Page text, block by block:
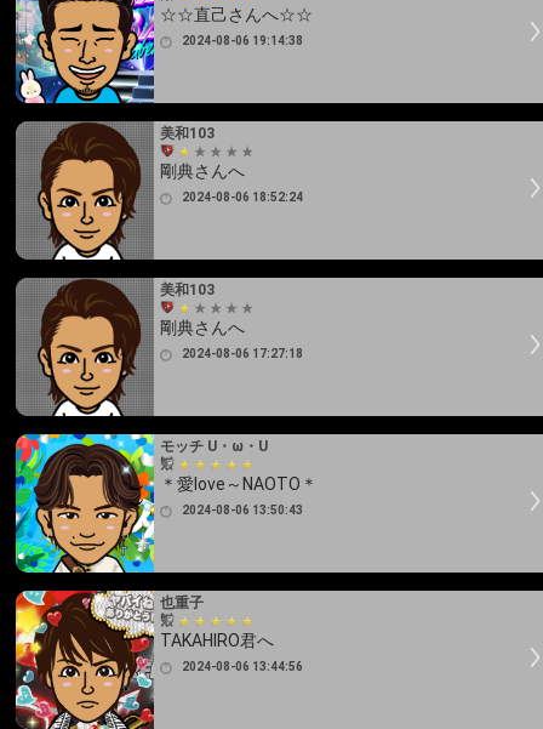
☆☆直己さんへ☆☆
2024-08-06 19:14:38
美和103
剛典さんへ
2024-08-06 18:52:24
美和103
剛典さんへ
2024-08-06 17:27:18
モッチ U・ω・U
＊愛love～NAOTO＊
2024-08-06 13:50:43
也重子
TAKAHIRO君へ
2024-08-06 13:44:56